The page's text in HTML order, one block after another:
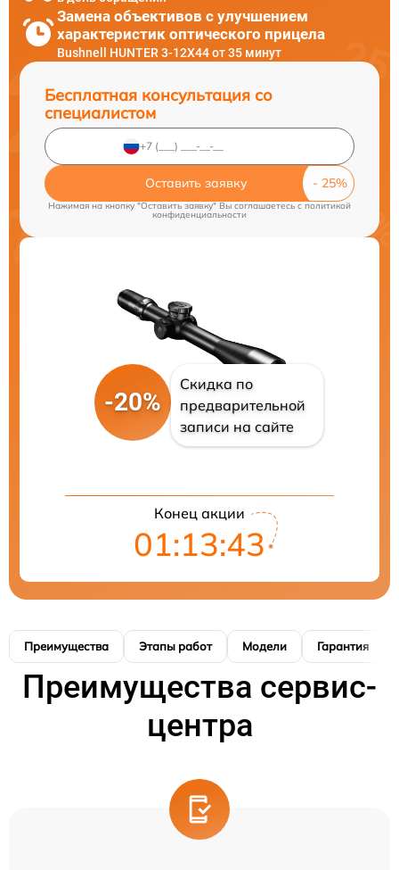
Замена объективов с улучшением
характеристик оптического прицела
Bushnell HUNTER 3-12X44 от 35 минут
Бесплатная консультация со
специалистом
Оставить заявку
Нажимая на кнопку "Оставить заявку" Вы соглашаетесь cполитикой
конфиденциальности
-20%
Скидка по
предварительной
записи на сайте
Конец акции
01:13:42
Преимущества Этапы работ Модели Гарантия
Преимущества сервис-
центра